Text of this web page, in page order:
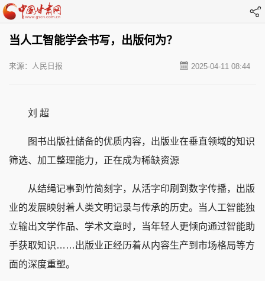
当人工智能学会书写，出版何为？
2025-04-11 08:44
来源：人民日报
刘 超
图书出版社储备的优质内容，出版业在垂直领域的知识
筛选、加工整理能力，正在成为稀缺资源
从结绳记事到竹简刻字，从活字印刷到数字传播，出版
业的发展映射着人类文明记录与传承的历史。当人工智能独
立输出文学作品、学术文章时，当年轻人更倾向通过智能助
手获取知识……出版业正经历着从内容生产到市场格局等方
面的深度重塑。